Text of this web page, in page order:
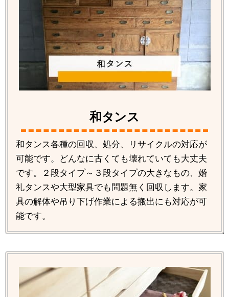
和タンス
和タンス各種の回収、処分、リサイクルの対応が
可能です。どんなに古くても壊れていても大丈夫
です。２段タイプ～３段タイプの大きなもの、婚
礼タンスや大型家具でも問題無く回収します。家
具の解体や吊り下げ作業による搬出にも対応が可
能です。